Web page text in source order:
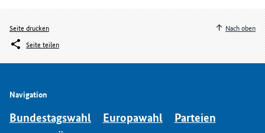
Seite drucken
Seite teilen
Nach oben
Navigation
Bundestagswahl Europawahl
Parteien